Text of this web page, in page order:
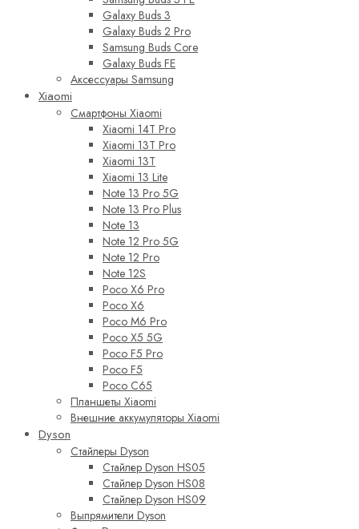
Galaxy Buds 3
Galaxy Buds 2 Pro
Samsung Buds Core
Galaxy Buds FE
Аксессуары Samsung
Xiaomi
Смартфоны Xiaomi
Xiaomi 14T Pro
Xiaomi 13T Pro
Xiaomi 13T
Xiaomi 13 Lite
Note 13 Pro 5G
Note 13 Pro Plus
Note 13
Note 12 Pro 5G
Note 12 Pro
Note 12S
Poco X6 Pro
Poco X6
Poco M6 Pro
Poco X5 5G
Poco F5 Pro
Poco F5
Poco C65
Планшеты Xiaomi
Внешние аккумуляторы Xiaomi
Dyson
Стайлеры Dyson
Стайлер Dyson HS05
Стайлер Dyson HS08
Стайлер Dyson HS09
Выпрямители Dyson